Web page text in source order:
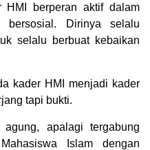
HMI berperan aktif dalam
bersosial. Dirinya selalu
selalu berbuat kebaikan
kader HMI menjadi kader
tapi bukti.
apalagi tergabung
Islam dengan